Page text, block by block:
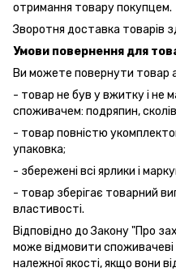
отримання товару покупцем.
Зворотня доставка товарів
Умови повернення для
Ви можете повернути товар
- товар не був у вжитку і не
споживачем: подряпин,
- товар повністю
упаковка;
- збережені всі ярлики і
- товар зберігає товарний
властивості.
Відповідно до Закону "Про
може відмовити споживачеві
належної якості, якщо вони